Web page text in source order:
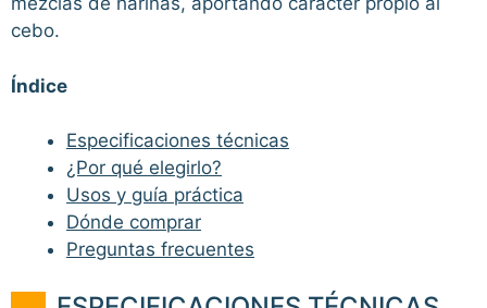
cebo.
Índice
Especificaciones técnicas
¿Por qué elegirlo?
Usos y guía práctica
Dónde comprar
Preguntas frecuentes